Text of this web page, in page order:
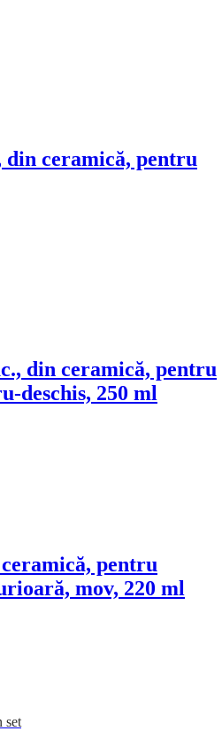
din ceramică, pentru
din ceramică, pentru
deschis, 250 ml
pentru
mov, 220 ml
set